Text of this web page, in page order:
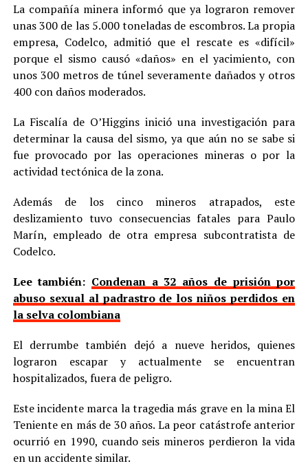
La compañía minera informó que ya lograron remover
unas 300 de las 5.000 toneladas de escombros. La propia
empresa, Codelco, admitió que el rescate es «difícil»
porque el sismo causó «daños» en el yacimiento, con
unos 300 metros de túnel severamente dañados y otros
400 con daños moderados.
La Fiscalía de O’Higgins inició una investigación para
determinar la causa del sismo, ya que aún no se sabe si
fue provocado por las operaciones mineras o por la
actividad tectónica de la zona.
Además de los cinco mineros atrapados, este
deslizamiento tuvo consecuencias fatales para Paulo
Marín, empleado de otra empresa subcontratista de
Codelco.
Lee también: Condenan a 32 años de prisión por
abuso sexual al padrastro de los niños perdidos en
la selva colombiana
El derrumbe también dejó a nueve heridos, quienes
lograron escapar y actualmente se encuentran
hospitalizados, fuera de peligro.
Este incidente marca la tragedia más grave en la mina El
Teniente en más de 30 años. La peor catástrofe anterior
ocurrió en 1990, cuando seis mineros perdieron la vida
en un accidente similar.